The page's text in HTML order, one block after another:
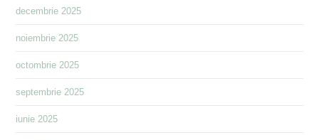
decembrie 2025
noiembrie 2025
octombrie 2025
septembrie 2025
iunie 2025